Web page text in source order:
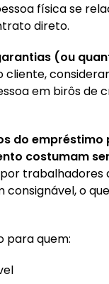
conta?física se
direto.
(ou
em birôs de
do
costumam
trabalhadores
o
para quem: